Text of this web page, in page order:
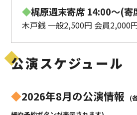
◆梶原週末寄席 14:00〜(寄
木戸銭 一般2,500円 会員2,000
公演スケジュール
◆2026年8月の公演情報
(